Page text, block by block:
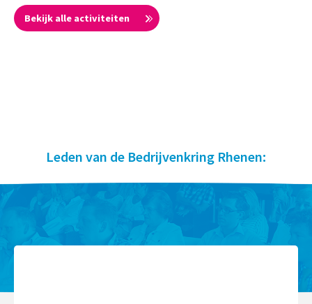
Bekijk alle activiteiten
Leden van de Bedrijvenkring Rhenen: